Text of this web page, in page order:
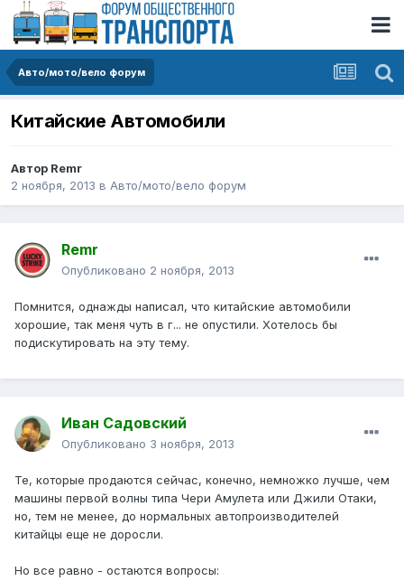
Авто/мото/вело форум
Китайские Автомобили
Автор Remr
2 ноября, 2013 в Авто/мото/вело форум
Remr
Опубликовано 2 ноября, 2013
Помнится, однажды написал, что китайские автомобили
хорошие, так меня чуть в г... не опустили. Хотелось бы
подискутировать на эту тему.
Иван Садовский
Опубликовано 3 ноября, 2013
Те, которые продаются сейчас, конечно, немножко лучше, чем
машины первой волны типа Чери Амулета или Джили Отаки,
но, тем не менее, до нормальных автопроизводителей
китайцы еще не доросли.
Но все равно - остаются вопросы: